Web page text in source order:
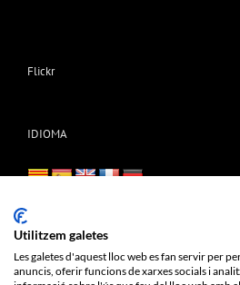
Flickr
IDIOMA
Utilitzem galetes
Les galetes d'aquest lloc web es fan servir per
anuncis, oferir funcions de xarxes socials i